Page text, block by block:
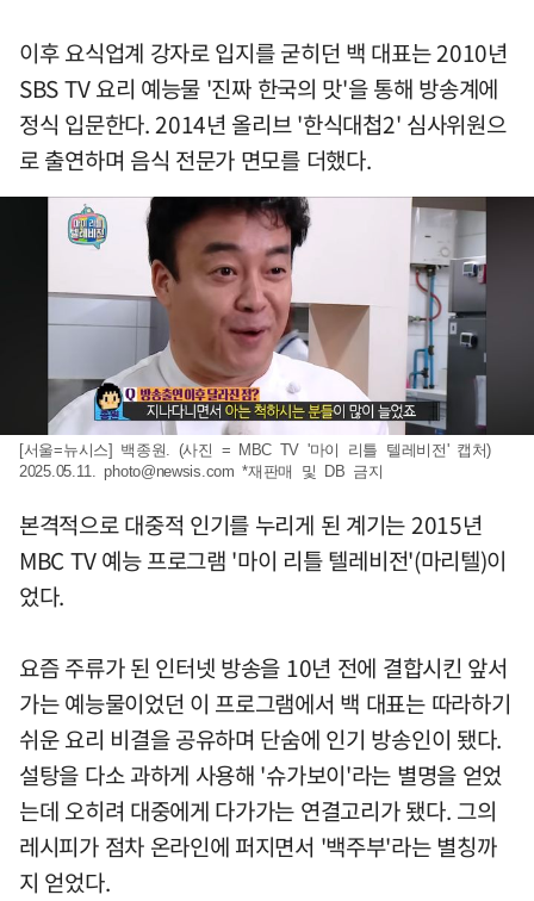
이후 요식업계 강자로 입지를 굳히던 백 대표는 2010년
SBS TV 요리 예능물 '진짜 한국의 맛'을 통해 방송계에
정식 입문한다. 2014년 올리브 '한식대첩2' 심사위원으
로 출연하며 음식 전문가 면모를 더했다.
[서울=뉴시스] 백종원. (사진 = MBC TV '마이 리틀 텔레비전' 캡처)
2025.05.11.photo@newsis.com *재판매 및 DB 금지
본격적으로 대중적 인기를 누리게 된 계기는 2015년
MBC TV 예능 프로그램 '마이 리틀 텔레비전'(마리텔)이
었다.
요즘 주류가 된 인터넷 방송을 10년 전에 결합시킨 앞서
가는 예능물이었던 이 프로그램에서 백 대표는 따라하기
쉬운 요리 비결을 공유하며 단숨에 인기 방송인이 됐다.
설탕을 다소 과하게 사용해 '슈가보이'라는 별명을 얻었
는데 오히려 대중에게 다가가는 연결고리가 됐다. 그의
레시피가 점차 온라인에 퍼지면서 '백주부'라는 별칭까
지 얻었다.